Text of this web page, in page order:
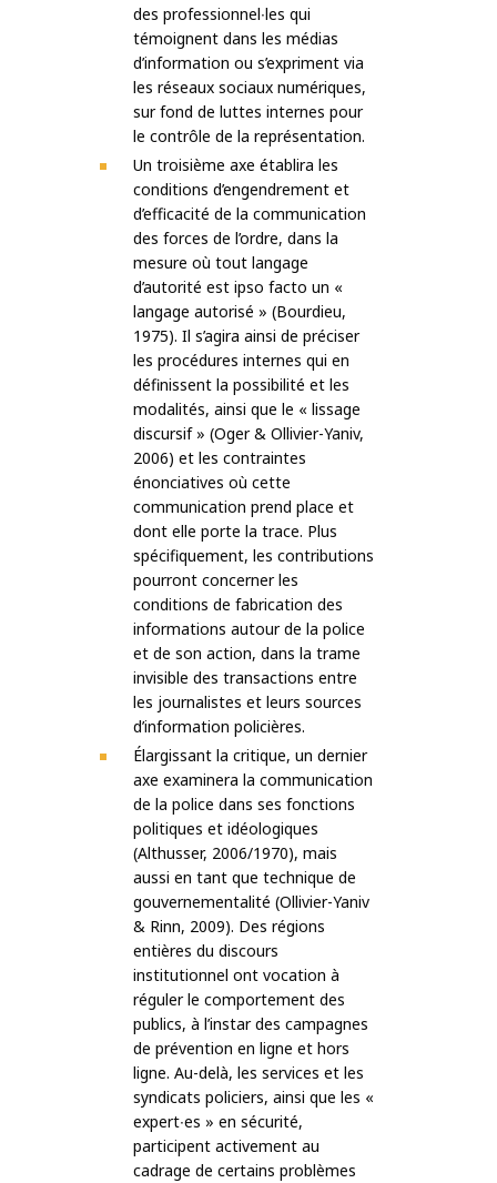
des professionnel∙les qui
témoignent dans les médias
d’information ou s’expriment via
les réseaux sociaux numériques,
sur fond de luttes internes pour
le contrôle de la représentation.
Un troisième axe établira les
conditions d’engendrement et
d’efficacité de la communication
des forces de l’ordre, dans la
mesure où tout langage
d’autorité est ipso facto un «
langage autorisé » (Bourdieu,
1975). Il s’agira ainsi de préciser
les procédures internes qui en
définissent la possibilité et les
modalités, ainsi que le « lissage
discursif » (Oger & Ollivier-Yaniv,
2006) et les contraintes
énonciatives où cette
communication prend place et
dont elle porte la trace. Plus
spécifiquement, les contributions
pourront concerner les
conditions de fabrication des
informations autour de la police
et de son action, dans la trame
invisible des transactions entre
les journalistes et leurs sources
d’information policières.
Élargissant la critique, un dernier
axe examinera la communication
de la police dans ses fonctions
politiques et idéologiques
(Althusser, 2006/1970), mais
aussi en tant que technique de
gouvernementalité (Ollivier-Yaniv
& Rinn, 2009). Des régions
entières du discours
institutionnel ont vocation à
réguler le comportement des
publics, à l’instar des campagnes
de prévention en ligne et hors
ligne. Au-delà, les services et les
syndicats policiers, ainsi que les «
expert∙es » en sécurité,
participent activement au
cadrage de certains problèmes